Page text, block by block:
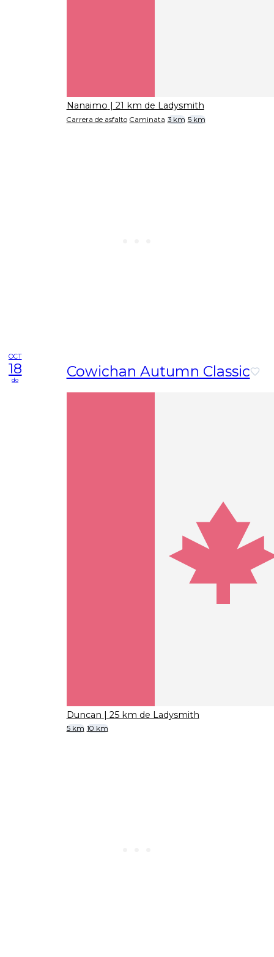
Nanaimo | 21 km de Ladysmith
Carrera de asfalto Caminata 3 km 5 km
OCT
18
do Cowichan Autumn Classic
Duncan | 25 km de Ladysmith
5 km 10 km